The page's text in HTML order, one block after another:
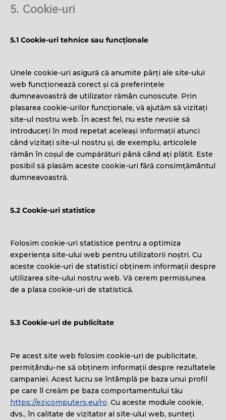
5. Cookie-uri
5.1 Cookie-uri tehnice sau funcționale
Unele cookie-uri asigură că anumite părți ale site-ului
web funcționează corect și că preferințele
dumneavoastră de utilizator rămân cunoscute. Prin
plasarea cookie-urilor funcționale, vă ajutăm să vizitați
site-ul nostru web. În acest fel, nu este nevoie să
introduceți în mod repetat aceleași informații atunci
când vizitați site-ul nostru și, de exemplu, articolele
rămân în coșul de cumpărături până când ați plătit. Este
posibil să plasăm aceste cookie-uri fără consimțământul
dumneavoastră.
5.2 Cookie-uri statistice
Folosim cookie-uri statistice pentru a optimiza
experiența site-ului web pentru utilizatorii noștri. Cu
aceste cookie-uri de statistici obținem informații despre
utilizarea site-ului nostru web. Vă cerem permisiunea
de a plasa cookie-uri de statistică.
5.3 Cookie-uri de publicitate
Pe acest site web folosim cookie-uri de publicitate,
permițându-ne să obținem informații despre rezultatele
campaniei. Acest lucru se întâmplă pe baza unui profil
pe care îl creăm pe baza comportamentului tău
https://ezicomputers.eu/ro. Cu aceste module cookie,
dvs., în calitate de vizitator al site-ului web, sunteți